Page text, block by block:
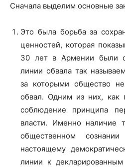
Сначала выделим основные
Это была борьба за
ценностей, которая
30 лет в Армении были
линии обвала так
за которыми общество
обвал. Одним из них, как
соблюдение принципа
власти. Именно наличие
общественном
настоящему
линии к